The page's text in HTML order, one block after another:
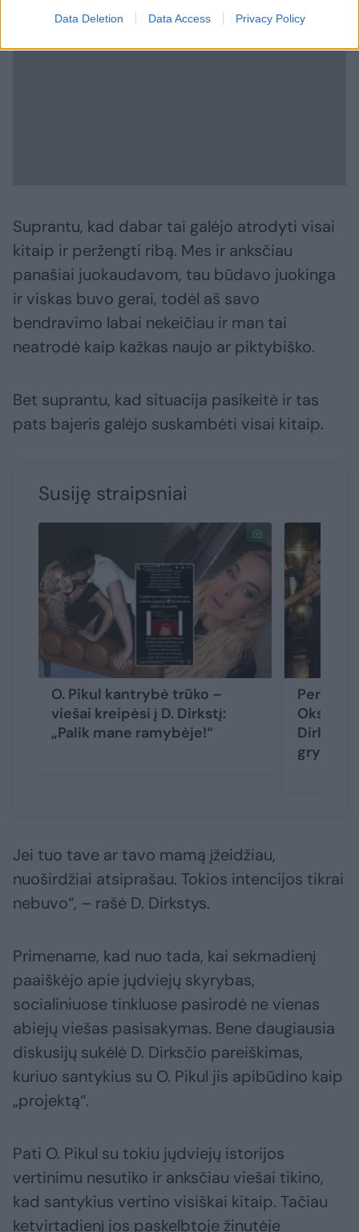
Data Deletion Data Access Privacy Policy
Suprantu, kad dabar tai galėjo atrodyti visai
kitaip ir peržengti ribą. Mes ir anksčiau
panašiai juokaudavom, tau būdavo juokinga
ir viskas buvo gerai, todėl aš savo
bendravimo labai nekeičiau ir man tai
neatrodė kaip kažkas naujo ar piktybiško.
Bet suprantu, kad situacija pasikeitė ir tas
pats bajeris galėjo suskambėti visai kitaip.
Susiję straipsniai
O. Pikul kantrybė trūko –
viešai kreipėsi į D. Dirkstį:
„Palik mane ramybėje!“
Oksaną
Dirkstys
grybas“
Jei tuo tave ar tavo mamą įžeidžiau,
nuoširdžiai atsiprašau. Tokios intencijos tikrai
nebuvo“, – rašė D. Dirkstys.
Primename, kad nuo tada, kai sekmadienį
paaiškėjo apie jųdviejų skyrybas,
socialiniuose tinkluose pasirodė ne vienas
abiejų viešas pasisakymas. Bene daugiausia
diskusijų sukėlė D. Dirksčio pareiškimas,
kuriuo santykius su O. Pikul jis apibūdino kaip
„projektą“.
Pati O. Pikul su tokiu jųdviejų istorijos
vertinimu nesutiko ir anksčiau viešai tikino,
kad santykius vertino visiškai kitaip. Tačiau
ketvirtadienį jos paskelbtoje žinutėje